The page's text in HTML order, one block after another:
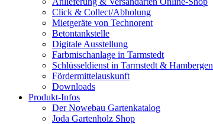
Click & Collect/Abholung
Mietgeräte von Technorent
Betontankstelle
Digitale Ausstellung
Farbmischanlage in Tarmstedt
Schlüsseldienst in Tarmstedt & Hambergen
Fördermittelauskunft
Downloads
Produkt-Infos
Der Nowebau Gartenkatalog
Joda Gartenholz Shop